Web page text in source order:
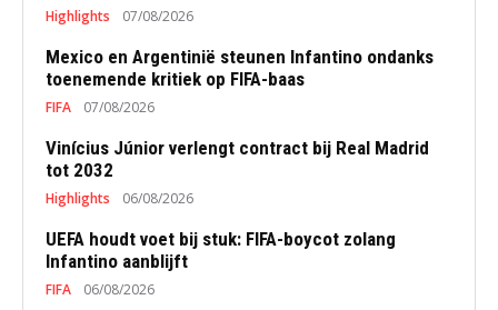
Highlights 07/08/2026
Mexico en Argentinië steunen Infantino ondanks
toenemende kritiek op FIFA-baas
FIFA 07/08/2026
Vinícius Júnior verlengt contract bij Real Madrid
tot 2032
Highlights 06/08/2026
UEFA houdt voet bij stuk: FIFA-boycot zolang
Infantino aanblijft
FIFA 06/08/2026